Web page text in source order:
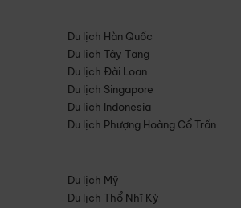
Du lịch Hàn Quốc
Du lịch Tây Tạng
Du lịch Đài Loan
Du lịch Singapore
Du lịch Indonesia
Du lịch Phượng Hoàng Cổ Trấn
Du lịch Mỹ
Du lịch Thổ Nhĩ Kỳ